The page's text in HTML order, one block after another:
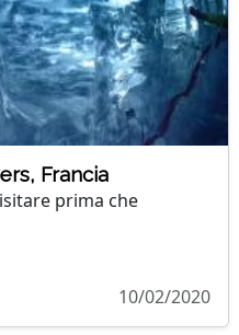
Francia
prima che
10/02/2020